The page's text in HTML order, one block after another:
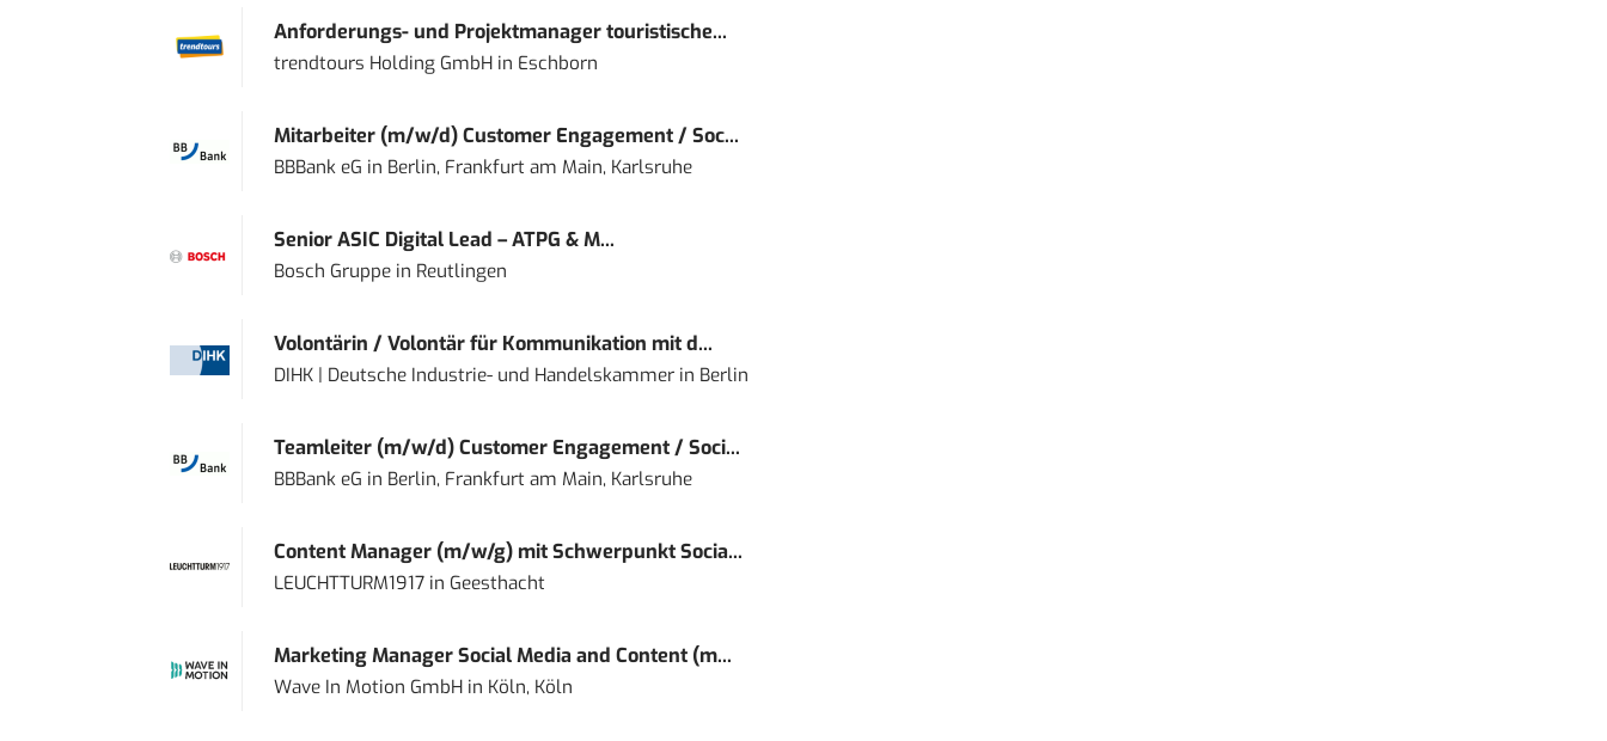
Anforderungs- und Projektmanager touristische...
trendtours Holding GmbHin Eschborn
Mitarbeiter (m/w/d) Customer Engagement / Soc...
BBBank eG in Berlin, Frankfurt am Main, Karlsruhe
Senior ASIC Digital Lead – ATPG & M...
Bosch Gruppein Reutlingen
Volontärin / Volontär für Kommunikation mit d...
DIHK | Deutsche Industrie- und Handelskammerin Berlin
Teamleiter (m/w/d) Customer Engagement / Soci...
BBBank eG in Berlin, Frankfurt am Main, Karlsruhe
Content Manager (m/w/g) mit Schwerpunkt Socia...
LEUCHTTURM1917in Geesthacht
Marketing Manager Social Media and Content (m...
Wave In Motion GmbHin Köln, Köln